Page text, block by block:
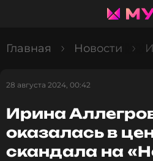
Главная Новости
28 августа 2024, 00:42
Ирина
оказалась в
скандала на